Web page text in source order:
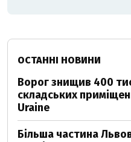
ОСТАННІ НОВИНИ
Ворог знищив 400
складських
Uraine
Більша частина